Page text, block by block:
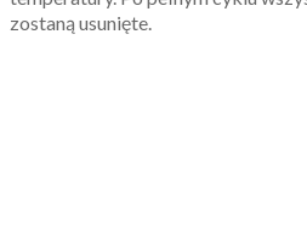
zostaną usunięte.